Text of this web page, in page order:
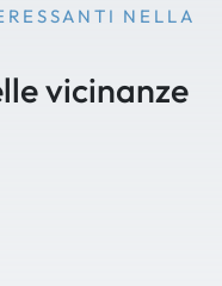
NELLA
vicinanze